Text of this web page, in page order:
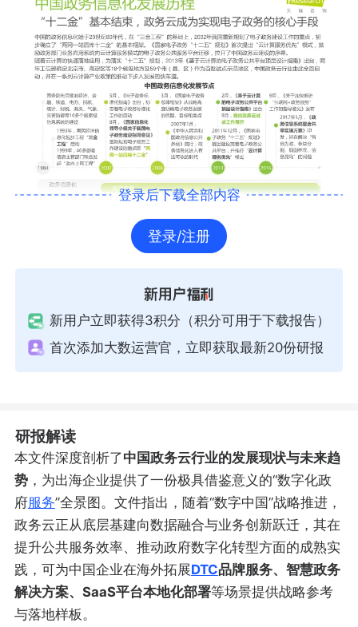
登录后下载全部内容
登录/注册
新用户立即获得3积分（积分可用于下载报告）
首次添加大数运营官，立即获取最新20份研报
研报解读
本文件深度剖析了中国政务云行业的发展现状与未来趋
势，为出海企业提供了一份极具借鉴意义的“数字化政
府服务”全景图。文件指出，随着“数字中国”战略推进，
政务云正从底层基建向数据融合与业务创新跃迁，其在
提升公共服务效率、推动政府数字化转型方面的成熟实
践，可为中国企业在海外拓展DTC品牌服务、智慧政务
解决方案、SaaS平台本地化部署等场景提供战略参考
与落地样板。